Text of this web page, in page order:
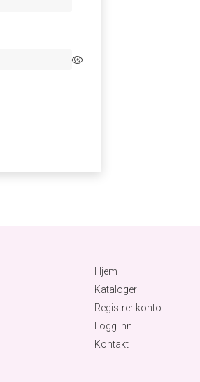
Hjem
Kataloger
Registrer konto
Logg inn
Kontakt